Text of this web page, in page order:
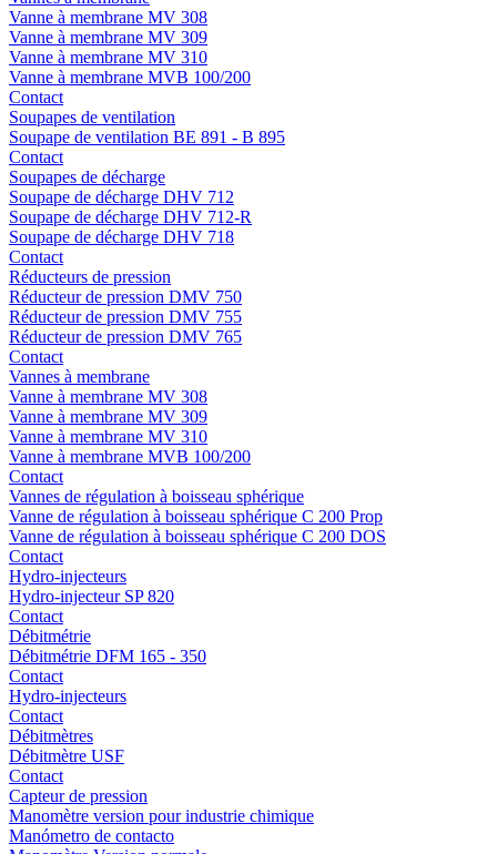
Vanne à membrane MV 308
Vanne à membrane MV 309
Vanne à membrane MV 310
Vanne à membrane MVB 100/200
Contact
Soupapes de ventilation
Soupape de ventilation BE 891 - B 895
Contact
Soupapes de décharge
Soupape de décharge DHV 712
Soupape de décharge DHV 712-R
Soupape de décharge DHV 718
Contact
Réducteurs de pression
Réducteur de pression DMV 750
Réducteur de pression DMV 755
Réducteur de pression DMV 765
Contact
Vannes à membrane
Vanne à membrane MV 308
Vanne à membrane MV 309
Vanne à membrane MV 310
Vanne à membrane MVB 100/200
Contact
Vannes de régulation à boisseau sphérique
Vanne de régulation à boisseau sphérique C 200 Prop
Vanne de régulation à boisseau sphérique C 200 DOS
Contact
Hydro-injecteurs
Hydro-injecteur SP 820
Contact
Débitmétrie
Débitmétrie DFM 165 - 350
Contact
Hydro-injecteurs
Contact
Débitmètres
Débitmètre USF
Contact
Capteur de pression
Manomètre version pour industrie chimique
Manómetro de contacto